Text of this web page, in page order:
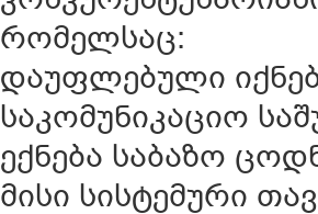
რომელსაც:
დაუფლებული
საკომუნიკაციო
ექნება საბაზო
მისი სისტემური